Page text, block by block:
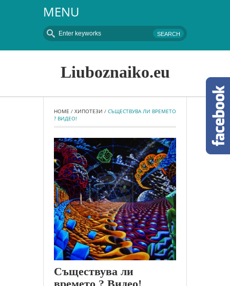
MENU
Liuboznaiko.eu
HOME / ХИПОТЕЗИ / СЪЩЕСТВУВА ЛИ ВРЕМЕТО
? ВИДЕО!
Съществува ли